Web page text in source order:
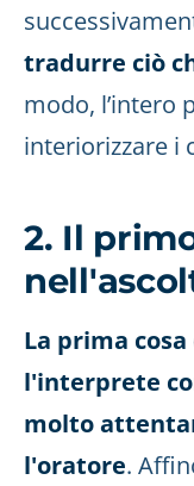
tradurre ciò
modo, l’intero
interiorizzare i
2. Il
La prima
l'interprete
molto
l'oratore.